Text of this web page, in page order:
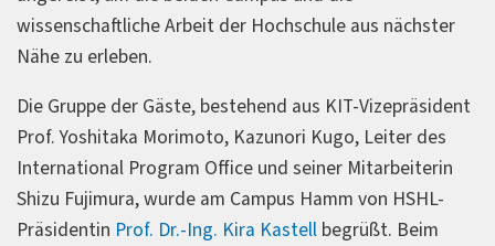
wissenschaftliche Arbeit der Hochschule aus nächster
Nähe zu erleben.
Die Gruppe der Gäste, bestehend aus KIT-Vizepräsident
Prof. Yoshitaka Morimoto, Kazunori Kugo, Leiter des
International Program Office und seiner Mitarbeiterin
Shizu Fujimura, wurde am Campus Hamm von HSHL-
Präsidentin Prof. Dr.-Ing. Kira Kastell begrüßt. Beim